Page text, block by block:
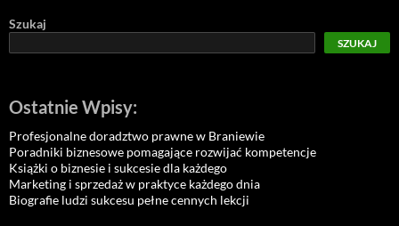
Szukaj
SZUKAJ
Ostatnie Wpisy:
Profesjonalne doradztwo prawne w Braniewie
Poradniki biznesowe pomagające rozwijać kompetencje
Książki o biznesie i sukcesie dla każdego
Marketing i sprzedaż w praktyce każdego dnia
Biografie ludzi sukcesu pełne cennych lekcji